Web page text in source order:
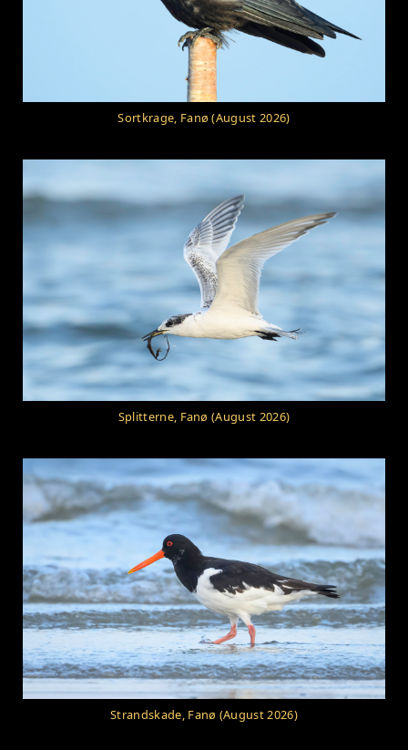
Sortkrage, Fanø (August 2026)
Splitterne, Fanø (August 2026)
Strandskade, Fanø (August 2026)